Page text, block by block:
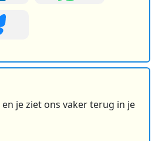
je ziet ons vaker terug in je